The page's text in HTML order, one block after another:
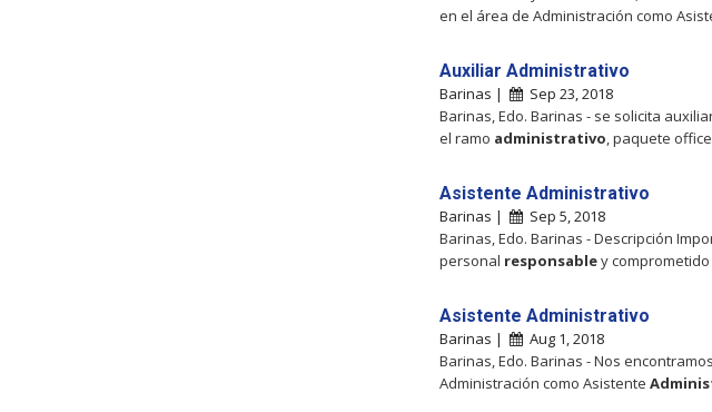
en el área de Administración como
Auxiliar Administrativo
Barinas |
Sep 23, 2018
Barinas, Edo. Barinas - se solicita
el ramo administrativo, paquete
Asistente Administrativo
Barinas |
Sep 5, 2018
Barinas, Edo. Barinas - Descripción
personal responsabley
Asistente Administrativo
Barinas |
Aug 1, 2018
Barinas, Edo. Barinas - Nos
Administración como Asistente